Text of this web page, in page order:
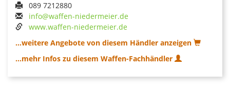
089 7212880
info@waffen-niedermeier.de
www.waffen-niedermeier.de
...weitere Angebote von diesem Händler anzeigen
...mehr Infos zu diesem Waffen-Fachhändler